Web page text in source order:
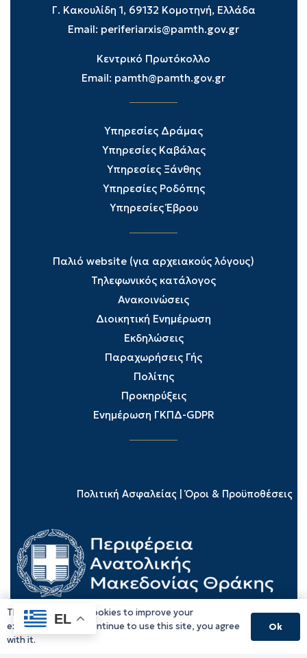
Γ. Κακουλίδη 1, 69132 Κομοτηνή, Ελλάδα
Email: periferiarxis@pamth.gov.gr
Κεντρικό Πρωτόκολλο
Email: pamth@pamth.gov.gr
Υπηρεσίες Δράμας
Υπηρεσίες Καβάλας
Υπηρεσίες Ξάνθης
Υπηρεσίες Ροδόπης
Υπηρεσίες Έβρου
Παλιό website (για αρχειακούς λόγους)
Τηλεφωνικός κατάλογος
Ανακοινώσεις
Διοικητική Ενημέρωση
Εκδηλώσεις
Παραχωρήσεις Γής
Πολίτης
Προκηρύξεις
Ενημέρωση ΓΚΠΔ-GDPR
Πολιτική Ασφαλείας|Όροι & Προϋποθέσεις
EL
This website uses cookies to improve your
experience. If you continue to use this site, you agree
with it.
Ok